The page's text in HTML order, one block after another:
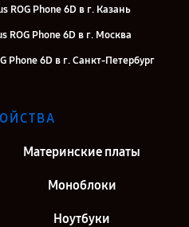
ROG Phone 6D в г. Казань
ROG Phone 6D в г. Москва
Phone 6D в г. Санкт-Петербург
Материнские платы
Моноблоки
Ноутбуки